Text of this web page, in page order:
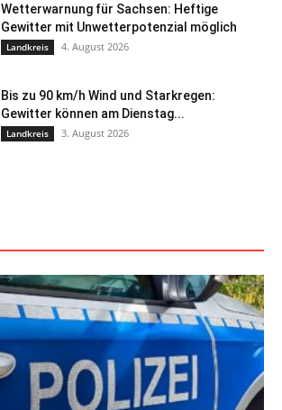
Wetterwarnung für Sachsen: Heftige
Gewitter mit Unwetterpotenzial möglich
Landkreis 4. August 2026
Bis zu 90 km/h Wind und Starkregen:
Gewitter können am Dienstag...
Landkreis 3. August 2026